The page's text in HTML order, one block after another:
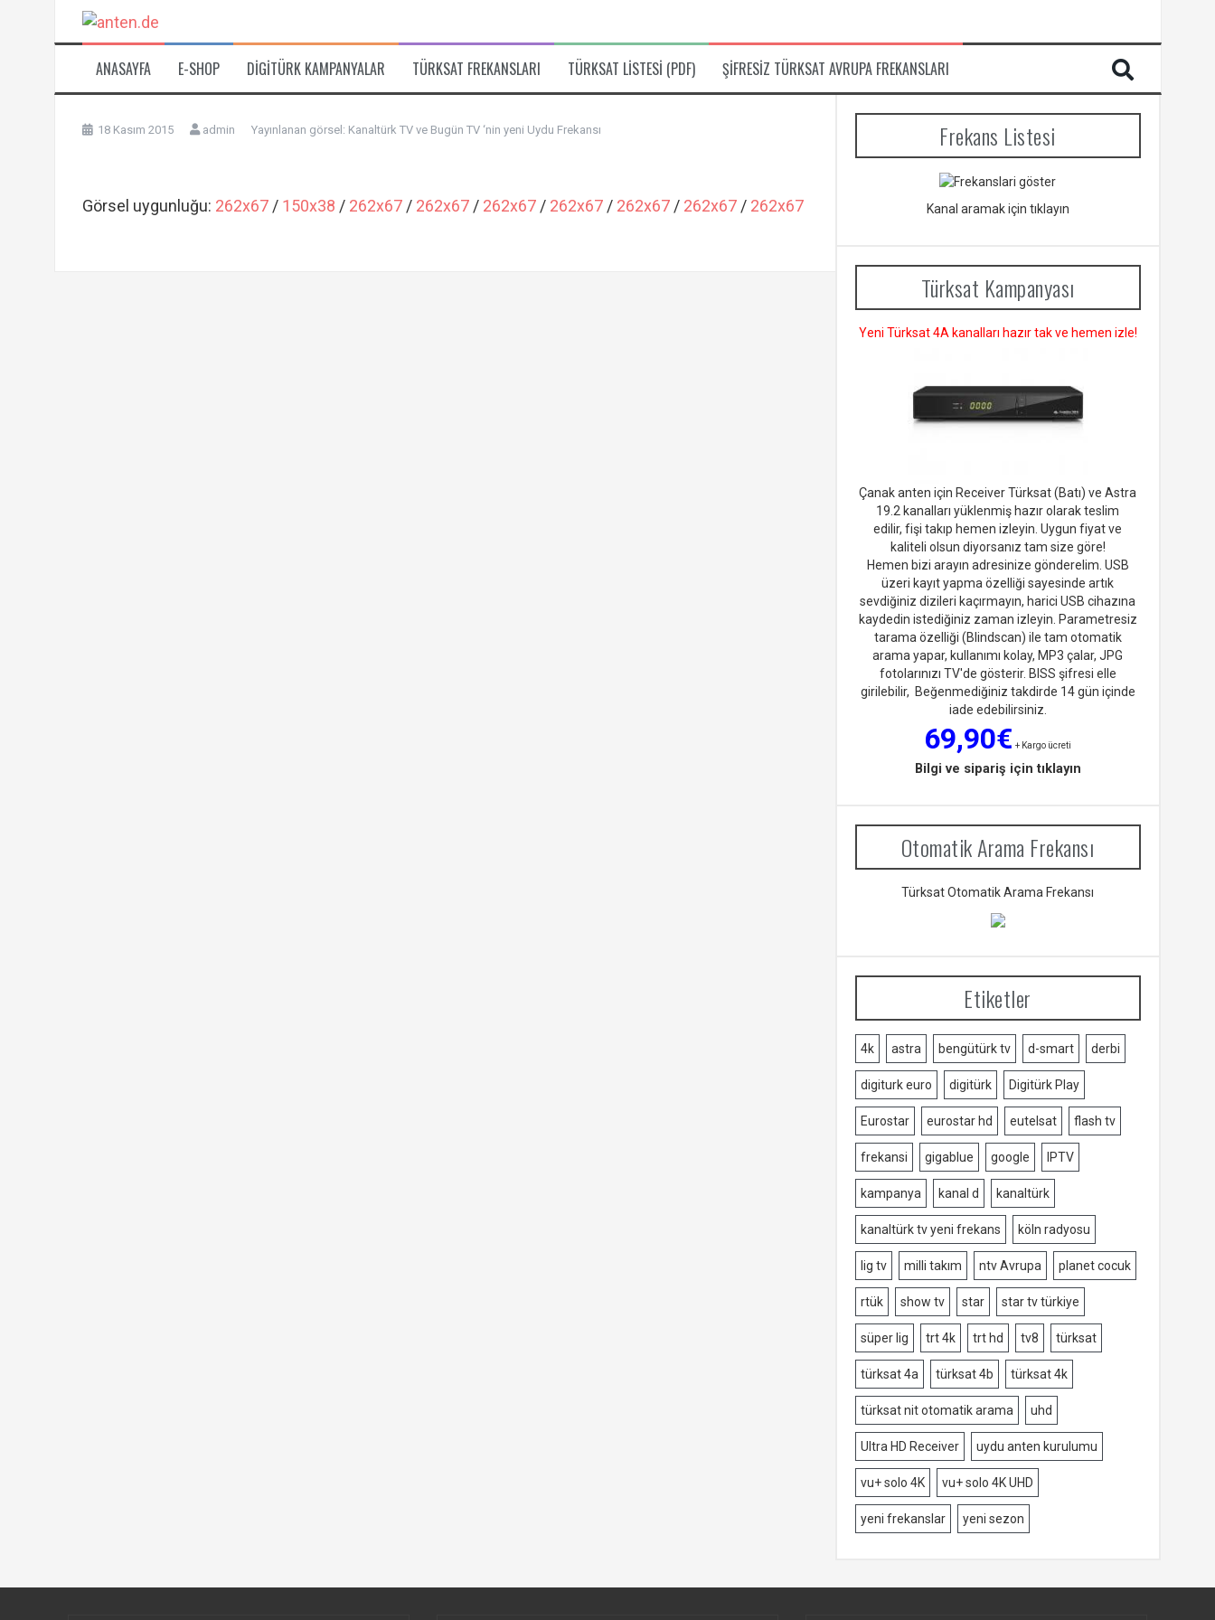
ANASAYFA E-SHOP DIGITÜRK KAMPANYALAR TÜRKSAT FREKANSLARI TÜRKSAT LISTESI (PDF) ŞIFRESIZ TÜRKSAT AVRUPA FREKANSLARI
18 Kasım 2015 admin Yayınlanan görsel: Kanaltürk TV ve Bugün TV ‘nin yeni Uydu Frekansı
Görsel uygunluğu: 262x67/ 150x38 / 262x67/ 262x67/ 262x67/ 262x67/ 262x67/ 262x67/ 262x67
Frekans Listesi
Kanal aramak için tıklayın
Türksat Kampanyası
Yeni Türksat 4A kanalları hazır tak ve hemen izle!
Çanak anten için Receiver Türksat (Batı) ve Astra
19.2 kanalları yüklenmiş hazır olarak teslim
edilir, fişi takıp hemen izleyin. Uygun fiyat ve
kaliteli olsun diyorsanız tam size göre!
Hemen bizi arayın adresinize gönderelim. USB
üzeri kayıt yapma özelliği sayesinde artık
sevdiğiniz dizileri kaçırmayın, harici USB cihazına
kaydedin istediğiniz zaman izleyin. Parametresiz
tarama özelliği (Blindscan) ile tam otomatik
arama yapar, kullanımı kolay, MP3 çalar, JPG
fotolarınızı TV'de gösterir. BISS şifresi elle
girilebilir, Beğenmediğiniz takdirde 14 gün içinde
iade edebilirsiniz.
69,90€ + Kargo ücreti
Bilgi ve sipariş için tıklayın
Otomatik Arama Frekansı
Türksat Otomatik Arama Frekansı
Etiketler
4k astra bengütürk tv d-smart derbi
digiturk euro digitürk Digitürk Play
Eurostar eurostar hd eutelsat flash tv
frekansi gigablue google IPTV
kampanya kanal d kanaltürk
kanaltürk tv yeni frekans köln radyosu
lig tv milli takım ntv Avrupa planet cocuk
rtük show tv star star tv türkiye
süper lig trt 4k trt hd tv8 türksat
türksat 4a türksat 4b türksat 4k
türksat nit otomatik arama uhd
Ultra HD Receiver uydu anten kurulumu
vu+ solo 4K vu+ solo 4K UHD
yeni frekanslar yeni sezon